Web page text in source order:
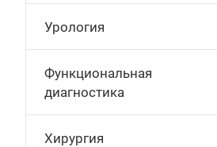
Урология
Функциональная
диагностика
Хирургия